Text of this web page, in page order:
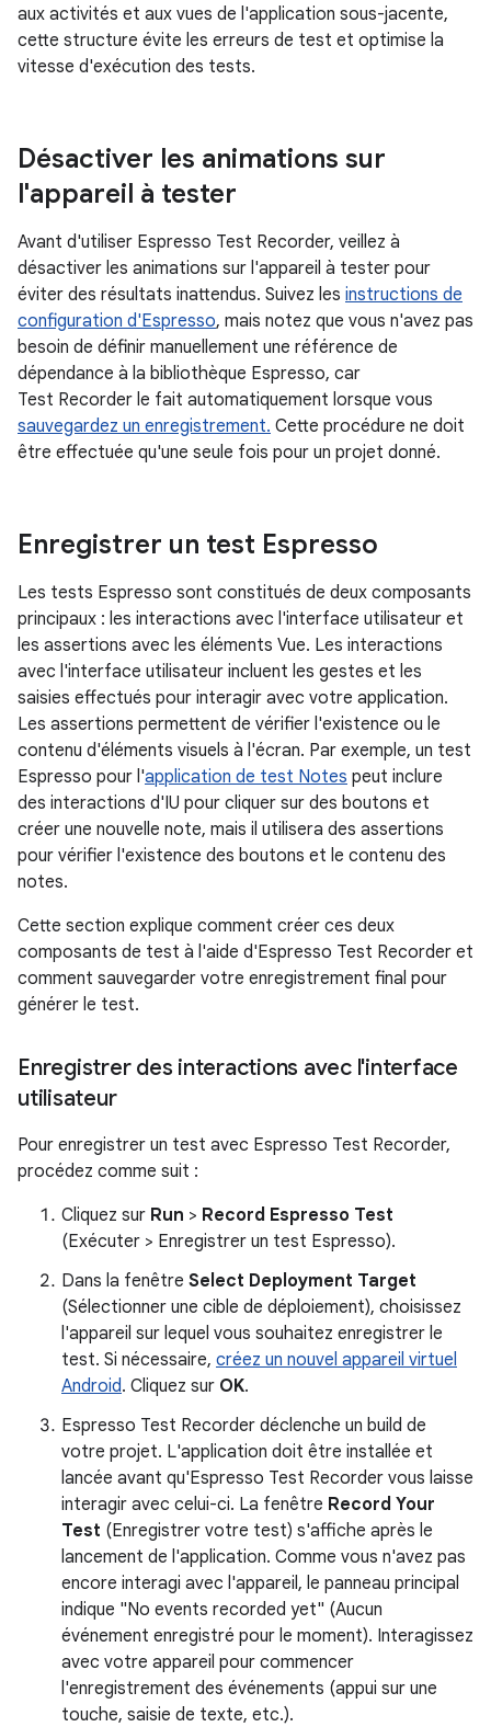
aux activités et aux vues de l'application sous-jacente,
cette structure évite les erreurs de test et optimise la
vitesse d'exécution des tests.
Désactiver les animations sur
l'appareil à tester
Avant d'utiliser Espresso Test Recorder, veillez à
désactiver les animations sur l'appareil à tester pour
éviter des résultats inattendus. Suivez les instructions de
configuration d'Espresso, mais notez que vous n'avez pas
besoin de définir manuellement une référence de
dépendance à la bibliothèque Espresso, car
Test Recorder le fait automatiquement lorsque vous
sauvegardez un enregistrement. Cette procédure ne doit
être effectuée qu'une seule fois pour un projet donné.
Enregistrer un test Espresso
Les tests Espresso sont constitués de deux composants
principaux : les interactions avec l'interface utilisateur et
les assertions avec les éléments Vue. Les interactions
avec l'interface utilisateur incluent les gestes et les
saisies effectués pour interagir avec votre application.
Les assertions permettent de vérifier l'existence ou le
contenu d'éléments visuels à l'écran. Par exemple, un test
Espresso pour l'application de test Notes peut inclure
des interactions d'IU pour cliquer sur des boutons et
créer une nouvelle note, mais il utilisera des assertions
pour vérifier l'existence des boutons et le contenu des
notes.
Cette section explique comment créer ces deux
composants de test à l'aide d'Espresso Test Recorder et
comment sauvegarder votre enregistrement final pour
générer le test.
Enregistrer des interactions avec l'interface
utilisateur
Pour enregistrer un test avec Espresso Test Recorder,
procédez comme suit :
Cliquez sur Run > Record Espresso Test
(Exécuter > Enregistrer un test Espresso).
Dans la fenêtre Select Deployment Target
(Sélectionner une cible de déploiement), choisissez
l'appareil sur lequel vous souhaitez enregistrer le
test. Si nécessaire, créez un nouvel appareil virtuel
Android. Cliquez sur OK.
Espresso Test Recorder déclenche un build de
votre projet. L'application doit être installée et
lancée avant qu'Espresso Test Recorder vous laisse
interagir avec celui-ci. La fenêtre Record Your
Test (Enregistrer votre test) s'affiche après le
lancement de l'application. Comme vous n'avez pas
encore interagi avec l'appareil, le panneau principal
indique "No events recorded yet" (Aucun
événement enregistré pour le moment). Interagissez
avec votre appareil pour commencer
l'enregistrement des événements (appui sur une
touche, saisie de texte, etc.).